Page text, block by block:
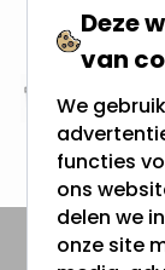
Vanaf
& 100
Altijd uit
3000m2 -
Deze
van
We
functies
ons
delen we
onze site